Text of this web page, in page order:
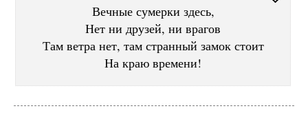
Вечные сумерки здесь,
Нет ни друзей, ни врагов
Там ветра нет, там странный замок стоит
На краю времени!